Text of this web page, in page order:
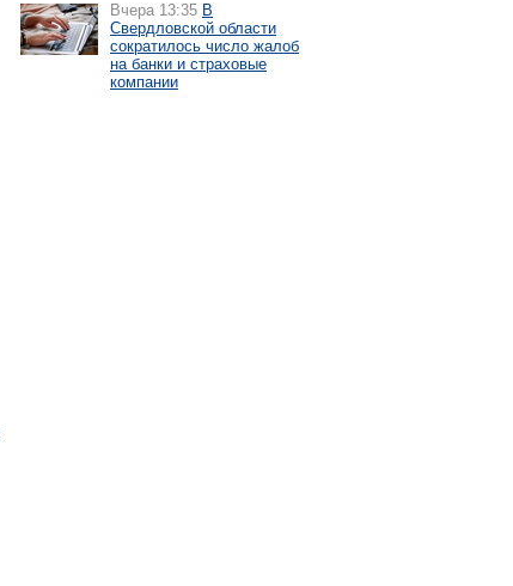
Вчера 13:35 В
Свердловской области
сократилось число жалоб
на банки и страховые
компании